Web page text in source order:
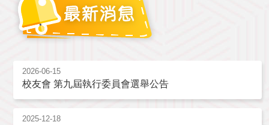
2026-06-15
校友會 第九屆執行委員會選舉公告
2025-12-18